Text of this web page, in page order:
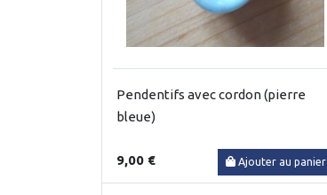
Pendentifs avec cordon (pierre
bleue)
9,00 € Ajouter au panier